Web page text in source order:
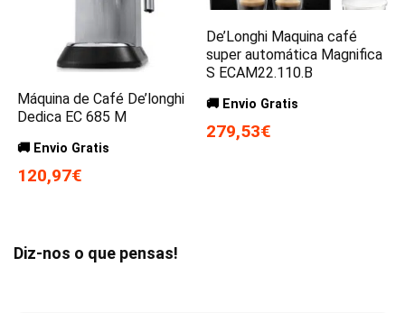
Máquina de Café De’longhi
Dedica EC 685 M
🚚 Envio Gratis
120,97€
De’Longhi Maquina café
super automática Magnifica
S ECAM22.110.B
🚚 Envio Gratis
279,53€
Diz-nos o que pensas!